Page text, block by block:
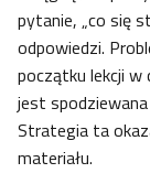
pytanie, „co się
odpowiedzi.
początku lekcji w
jest
Strategia ta
materiału.